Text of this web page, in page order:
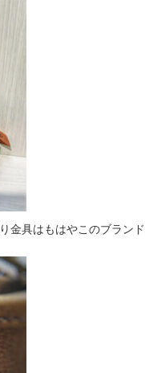
金具はもはやこのブランド